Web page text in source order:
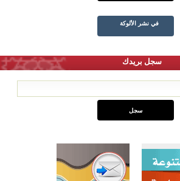
في نشر الألوكة
سجل بريدك